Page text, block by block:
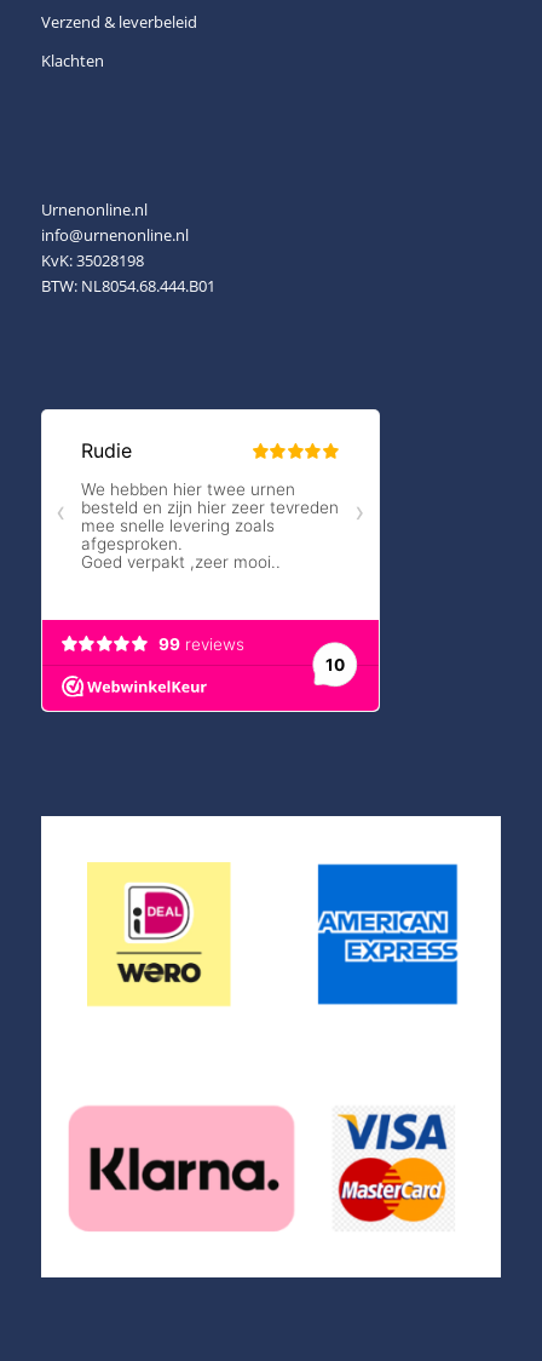
Verzend & leverbeleid
Klachten
Urnenonline.nl
info@urnenonline.nl
KvK: 35028198
BTW: NL8054.68.444.B01